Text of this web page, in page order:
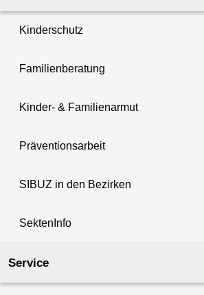
Kinderschutz
Familienberatung
Kinder- & Familienarmut
Präventionsarbeit
SIBUZ in den Bezirken
SektenInfo
Service